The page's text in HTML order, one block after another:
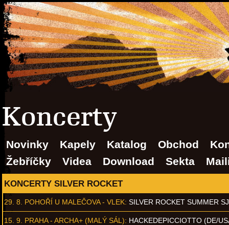
Koncerty
Novinky Kapely Katalog Obchod
Žebříčky
Videa Download Sekta
KONCERTY SILVER ROCKET
29. 8. POHOŘÍ U MALEČOVA - VLEK: SILVER ROCKET SUMMER
15. 9. PRAHA - ARCHA+ (MALÝ SÁL): HACKEDEPICCIOTTO (DE/